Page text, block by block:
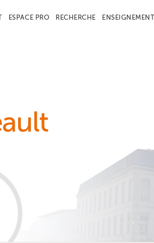
ESPACE PRO RECHERCHE ENSEIGNEMENT